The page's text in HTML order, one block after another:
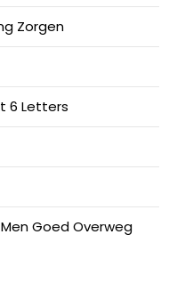
Zorgen
6 Letters
Goed Overweg